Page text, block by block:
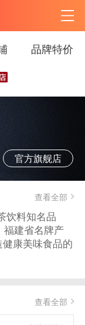
品牌特价
官方旗舰店
查看全部
饮料知名品
福建省名牌产
康美味食品的
查看全部